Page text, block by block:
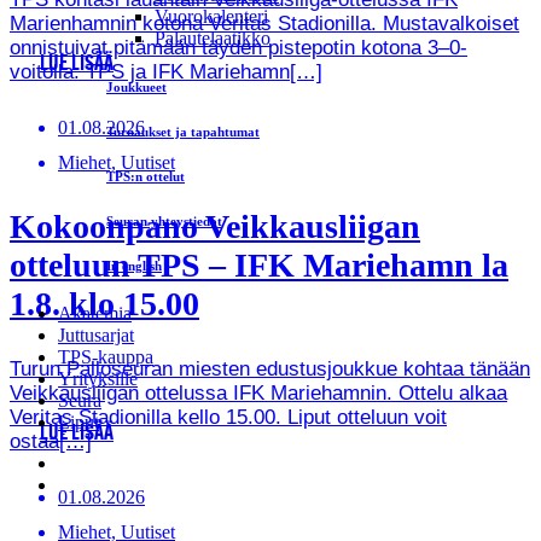
Vuorokalenteri
Palautelaatikko
Joukkueet
Turnaukset ja tapahtumat
TPS:n ottelut
Seuran yhteystiedot
In english
Akatemia
Juttusarjat
TPS-kauppa
Yrityksille
Seura
Liput
Marienhamnin kotona Veritas Stadionilla. Mustavalkoiset
onnistuivat pitämään täyden pistepotin kotona 3–0-
voitolla. TPS ja IFK Mariehamn[…]
LUE LISÄÄ
01.08.2026
Miehet, Uutiset
Kokoonpano Veikkausliigan
otteluun TPS – IFK Mariehamn la
1.8. klo 15.00
Turun Palloseuran miesten edustusjoukkue kohtaa tänään
Veikkausliigan ottelussa IFK Mariehamnin. Ottelu alkaa
Veritas Stadionilla kello 15.00. Liput otteluun voit
ostaa[…]
LUE LISÄÄ
01.08.2026
Miehet, Uutiset